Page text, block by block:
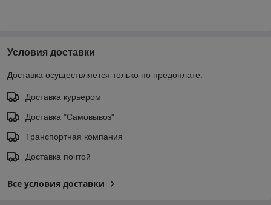
Условия доставки
Доставка осуществляется только по предоплате.
Доставка курьером
Доставка "Самовывоз"
Транспортная компания
Доставка почтой
Все условия доставки